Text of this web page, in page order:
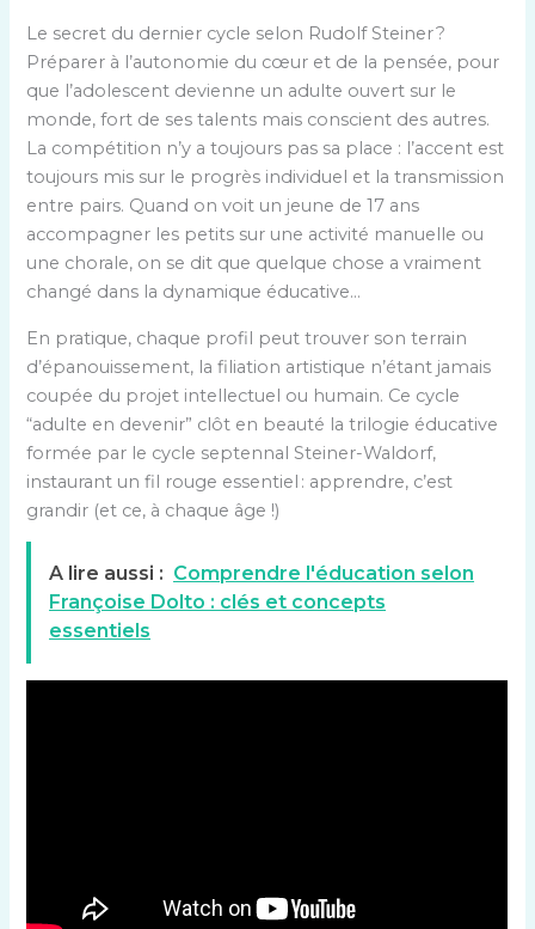
Le secret du dernier cycle selon Rudolf Steiner ?
Préparer à l’autonomie du cœur et de la pensée, pour
que l’adolescent devienne un adulte ouvert sur le
monde, fort de ses talents mais conscient des autres.
La compétition n’y a toujours pas sa place : l’accent est
toujours mis sur le progrès individuel et la transmission
entre pairs. Quand on voit un jeune de 17 ans
accompagner les petits sur une activité manuelle ou
une chorale, on se dit que quelque chose a vraiment
changé dans la dynamique éducative…
En pratique, chaque profil peut trouver son terrain
d’épanouissement, la filiation artistique n’étant jamais
coupée du projet intellectuel ou humain. Ce cycle
“adulte en devenir” clôt en beauté la trilogie éducative
formée par le cycle septennal Steiner-Waldorf,
instaurant un fil rouge essentiel : apprendre, c’est
grandir (et ce, à chaque âge !)
A lire aussi : Comprendre l'éducation selon
Françoise Dolto : clés et concepts
essentiels